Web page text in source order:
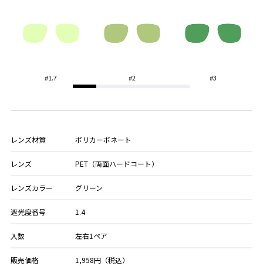
#1.7 #2 #3
レンズ材質 ポリカーボネート
レンズ PET（両面ハードコート）
レンズカラー グリーン
遮光度番号 1.4
入数 左右1ペア
販売価格 1,958円（税込）